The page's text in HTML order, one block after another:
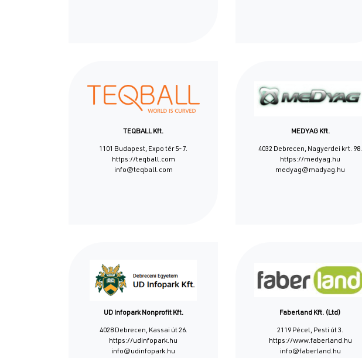
TEQBALL Kft.
1101 Budapest, Expo tér 5-7.
https://teqball.com
info@teqball.com
MEDYAG Kft.
4032 Debrecen, Nagyerdei krt. 98.
https://medyag.hu
medyag@madyag.hu
UD Infopark Nonprofit Kft.
4028 Debrecen, Kassai út 26.
https://udinfopark.hu
info@udinfopark.hu
Faberland Kft. (Ltd)
2119 Pécel, Pesti út 3.
https://www.faberland.hu
info@faberland.hu